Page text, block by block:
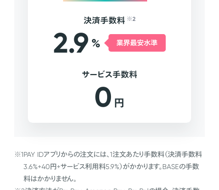
決済手数料 ※2
2.9 % 業界最安水準
サービス手数料
0 円
※1PAY IDアプリからの注文には、1注文あたり手数料（決済手数料
3.6%+40円+サービス利用料5.9%）がかかります。BASEの手数
料はかかりません。